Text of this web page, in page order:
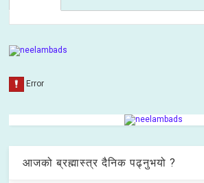
आजको ब्रह्मास्त्र दैनिक पढ्नुभयो ?